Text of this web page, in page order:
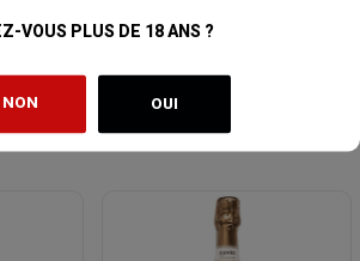
VOUS PLUS DE 18 ANS ?
NON OUI
NV Brut
34,00 €